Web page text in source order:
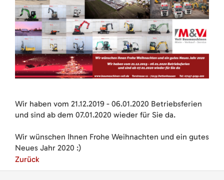
Wir haben vom 21.12.2019 - 06.01.2020 Betriebsferien
und sind ab dem 07.01.2020 wieder für Sie da.
Wir wünschen Ihnen Frohe Weihnachten und ein gutes
Neues Jahr 2020 :)
Zurück